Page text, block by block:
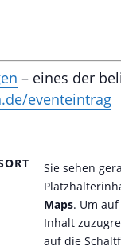
– eines der
eventeintrag
Sie sehen
Maps. Um
Inhalt
auf die